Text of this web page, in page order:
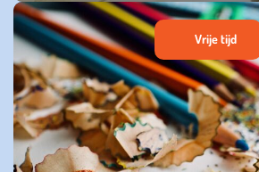
vrijdag 09 februari 2024
Vrije tijd